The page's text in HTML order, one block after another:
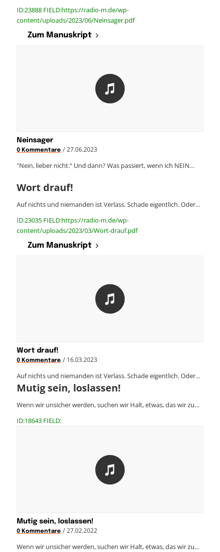
ID:23888 FIELD:https://radio-m.de/wp-
content/uploads/2023/06/Neinsager.pdf
Zum Manuskript
Neinsager
0 Kommentare / 27.06.2023
"Nein, lieber nicht.“ Und dann? Was passiert, wenn ich NEIN…
Wort drauf!
Auf nichts und niemanden ist Verlass. Schade eigentlich. Oder…
ID:23035 FIELD:https://radio-m.de/wp-
content/uploads/2023/03/Wort-drauf.pdf
Zum Manuskript
Wort drauf!
0 Kommentare / 16.03.2023
Auf nichts und niemanden ist Verlass. Schade eigentlich. Oder…
Mutig sein, loslassen!
Wenn wir unsicher werden, suchen wir Halt, etwas, das wir zu…
ID:18643 FIELD:
Mutig sein, loslassen!
0 Kommentare / 27.02.2022
Wenn wir unsicher werden, suchen wir Halt, etwas, das wir zu…